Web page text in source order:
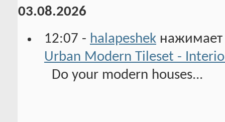
03.08.2026
12:07 - halapeshek нажимает
Urban Modern Tileset -
Do your modern houses...